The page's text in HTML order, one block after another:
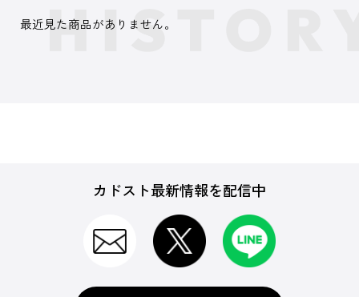
最近見た商品がありません。
カドスト最新情報を配信中